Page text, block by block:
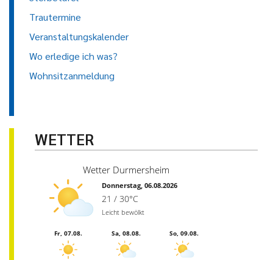
Trautermine
Veranstaltungskalender
Wo erledige ich was?
Wohnsitzanmeldung
WETTER
Wetter Durmersheim
Donnerstag, 06.08.2026
21 / 30°C
Leicht bewölkt
Fr, 07.08. Sa, 08.08. So, 09.08.